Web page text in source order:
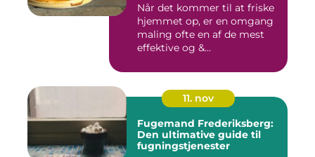
Når det kommer til at friske
hjemmet op, er en omgang
maling ofte en af de mest
effektive og &...
11. nov
Fugemand Frederiksberg:
Den ultimative guide til
fugningstjenester